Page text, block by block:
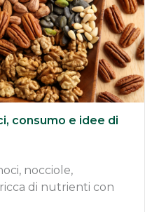
consumo e idee di
nocciole,
di nutrienti con